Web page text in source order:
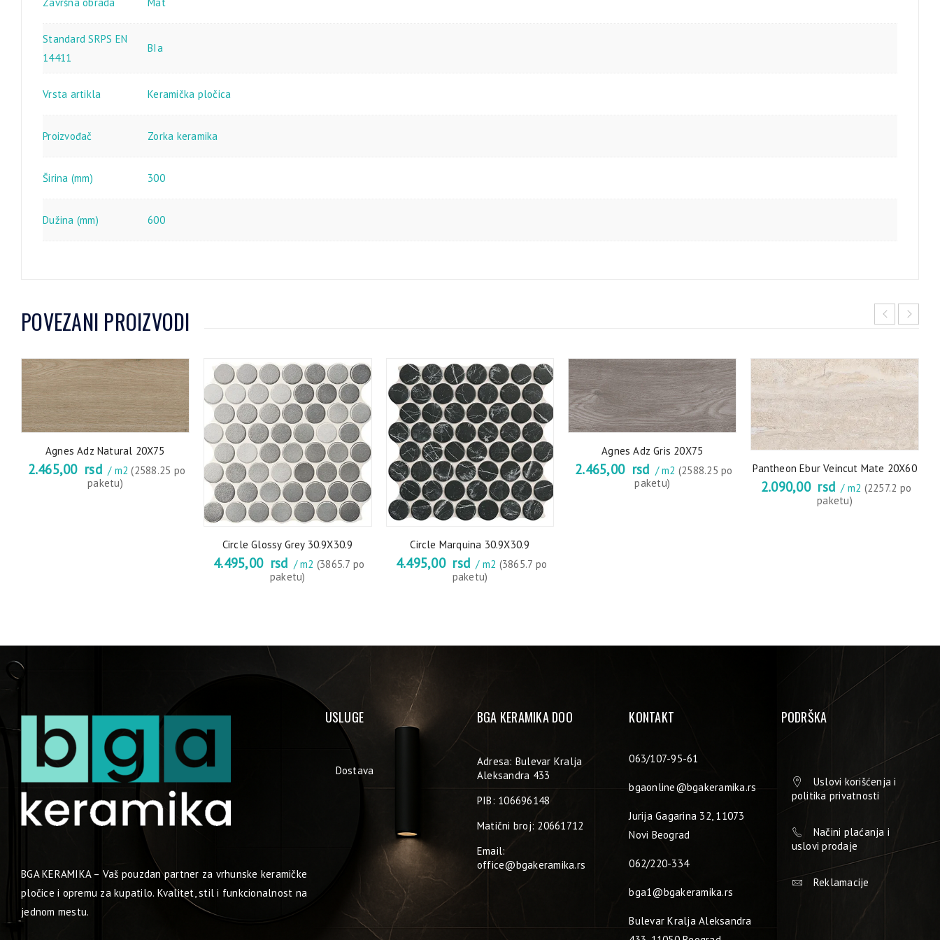
Standard SRPS EN
14411
BIa
Vrsta artikla Keramička pločica
Proizvođač Zorka keramika
Širina (mm) 300
Dužina (mm) 600
POVEZANI PROIZVODI
Agnes Adz Natural 20X75
2.465,00 rsd / m2(2588.25 po
paketu)
Circle Glossy Grey 30.9X30.9
4.495,00 rsd / m2 (3865.7 po
paketu)
Circle Marquina 30.9X30.9
4.495,00 rsd / m2 (3865.7 po
paketu)
Agnes Adz Gris 20X75
2.465,00 rsd / m2 (2588.25 po
paketu)
Pantheon Ebur Veincut Mate 20X60
2.090,00 rsd / m2 (2257.2 po
paketu)
BGA KERAMIKA – Vaš pouzdan partner za vrhunske keramičke
pločice i opremu za kupatilo. Kvalitet, stil i funkcionalnost na
jednom mestu.
USLUGE
Dostava
BGA KERAMIKA DOO
Adresa: Bulevar Kralja
Aleksandra 433
PIB: 106696148
Matični broj: 20661712
Email:
office@bgakeramika.rs
KONTAKT
063/107-95-61
bgaonline@bgakeramika.rs
Jurija Gagarina 32, 11073
Novi Beograd
062/220-334
bga1@bgakeramika.rs
Bulevar Kralja Aleksandra
PODRŠKA
Uslovi korišćenja i
politika privatnosti
Načini plaćanja i
uslovi prodaje
Reklamacije